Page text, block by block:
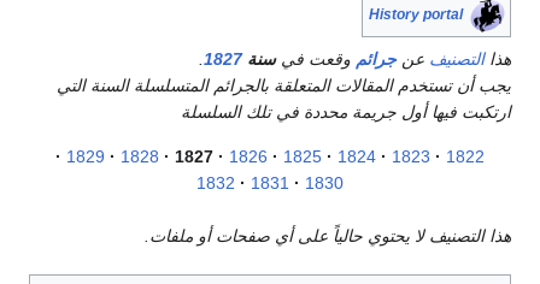
History portal
هذاالتصنيف عنجرائم وقعت فيسنة1827
يجب أن تستخدم المقالات المتعلقة بالجرائم المتسلسلة السنة التي
ارتكبت فيها أول جريمة محددة في تلك السلسلة
1822
1823
1824
1825
1826
1827
1828
1829
1830
1831
1832
هذا التصنيف لا يحتوي حالياً على أي صفحات أو ملفات.